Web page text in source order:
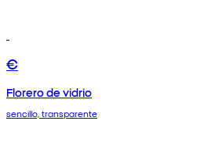
€
Florero de vidrio
sencillo, transparente